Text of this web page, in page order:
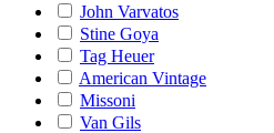
John Varvatos
Stine Goya
Tag Heuer
American Vintage
Missoni
Van Gils